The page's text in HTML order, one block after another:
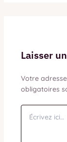
Laisser
Votre
obligatoires
Écrivez
ici…